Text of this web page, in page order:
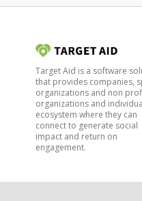
Target Aid is a software
that provides companies,
organizations and non
organizations and
ecosystem where they can
connect to generate social
impact and return on
engagement.